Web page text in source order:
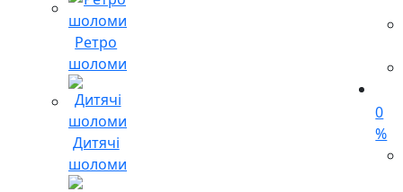
Ретро
шоломи
Дитячі
шоломи
0
%